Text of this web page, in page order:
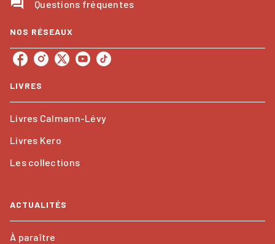
question_answer Questions fréquentes
NOS RÉSEAUX
LIVRES
Livres Calmann-Lévy
Livres Kero
Les collections
ACTUALITÉS
À paraître